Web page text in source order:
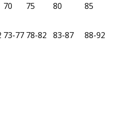
70 75 80
85
73-77 78-82 83-87 88-92